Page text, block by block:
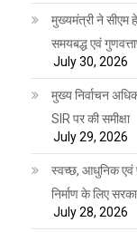
मुख्यमंत्री ने सीएम
समयबद्ध एवं
July 30, 2026
मुख्य निर्वाचन
SIR पर की समीक्षा
July 29, 2026
स्वच्छ, आधुनिक एवं
निर्माण के लिए
July 28, 2026